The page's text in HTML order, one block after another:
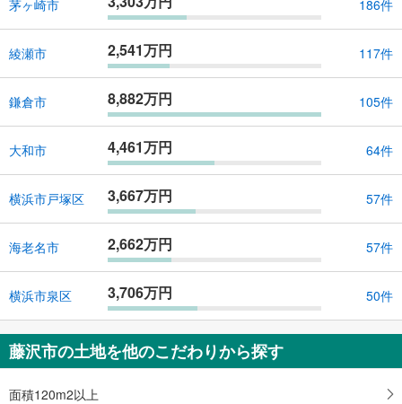
茅ヶ崎市 186件
綾瀬市 2,541万円 117件
鎌倉市 8,882万円 105件
大和市 4,461万円 64件
横浜市戸塚区 3,667万円 57件
海老名市 2,662万円 57件
横浜市泉区 3,706万円 50件
藤沢市の土地を他のこだわりから探す
面積120m2以上